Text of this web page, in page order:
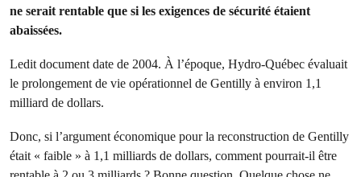
ne serait rentable que si les exigences de sécurité étaient
abaissées.
Ledit document date de 2004. À l’époque, Hydro-Québec évaluait
le prolongement de vie opérationnel de Gentilly à environ 1,1
milliard de dollars.
Donc, si l’argument économique pour la reconstruction de Gentilly
était « faible » à 1,1 milliards de dollars, comment pourrait-il être